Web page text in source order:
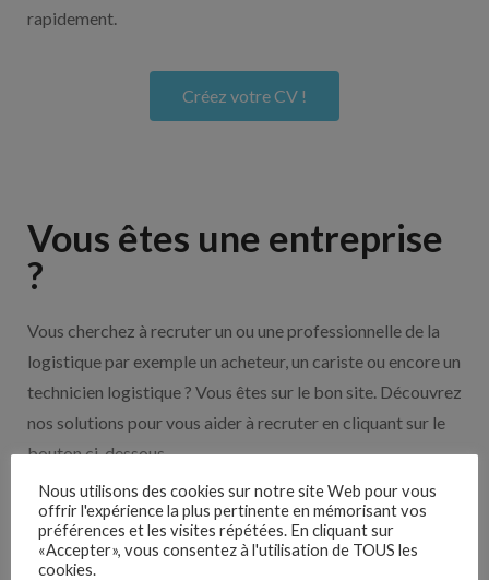
rapidement.
Créez votre CV !
Vous êtes une entreprise
?
Vous cherchez à recruter un ou une professionnelle de la
logistique par exemple un acheteur, un cariste ou encore un
technicien logistique ? Vous êtes sur le bon site. Découvrez
nos solutions pour vous aider à recruter en cliquant sur le
bouton ci-dessous.
Nos solutions entreprises
Nous utilisons des cookies sur notre site Web pour vous
offrir l'expérience la plus pertinente en mémorisant vos
préférences et les visites répétées. En cliquant sur
«Accepter», vous consentez à l'utilisation de TOUS les
cookies.